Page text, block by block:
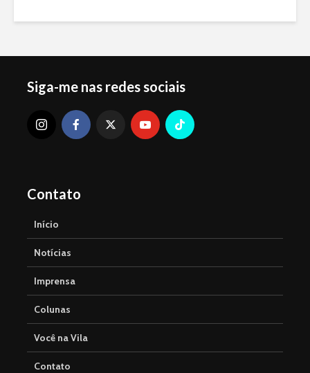
Siga-me nas redes sociais
Contato
Início
Notícias
Imprensa
Colunas
Você na Vila
Contato